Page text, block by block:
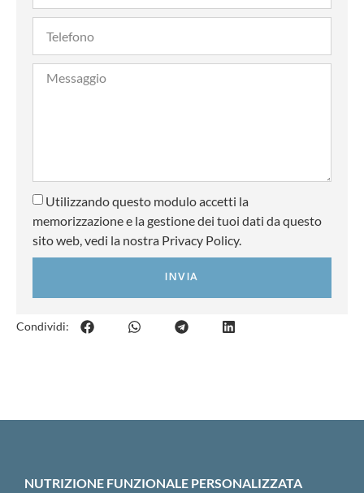
Utilizzando questo modulo accetti la
memorizzazione e la gestione dei tuoi dati da questo
sito web, vedi la nostra Privacy Policy.
INVIA
Condividi:
NUTRIZIONE FUNZIONALE PERSONALIZZATA